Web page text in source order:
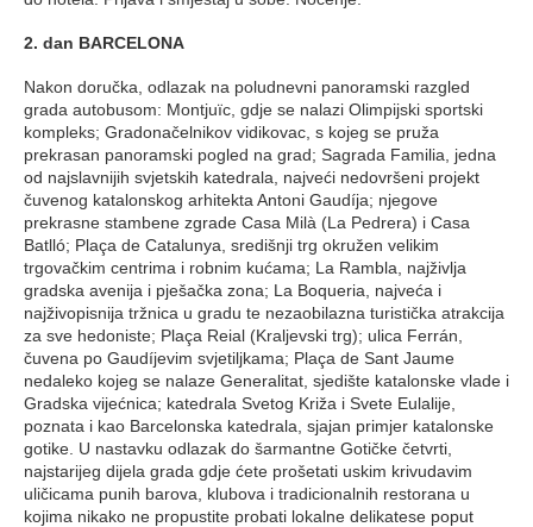
2. dan BARCELONA
Nakon doručka, odlazak na poludnevni panoramski razgled
grada autobusom: Montjuïc, gdje se nalazi Olimpijski sportski
kompleks; Gradonačelnikov vidikovac, s kojeg se pruža
prekrasan panoramski pogled na grad; Sagrada Familia, jedna
od najslavnijih svjetskih katedrala, najveći nedovršeni projekt
čuvenog katalonskog arhitekta Antoni Gaudíja; njegove
prekrasne stambene zgrade Casa Milà (La Pedrera) i Casa
Batlló; Plaça de Catalunya, središnji trg okružen velikim
trgovačkim centrima i robnim kućama; La Rambla, najživlja
gradska avenija i pješačka zona; La Boqueria, najveća i
najživopisnija tržnica u gradu te nezaobilazna turistička atrakcija
za sve hedoniste; Plaça Reial (Kraljevski trg); ulica Ferrán,
čuvena po Gaudíjevim svjetiljkama; Plaça de Sant Jaume
nedaleko kojeg se nalaze Generalitat, sjedište katalonske vlade i
Gradska vijećnica; katedrala Svetog Križa i Svete Eulalije,
poznata i kao Barcelonska katedrala, sjajan primjer katalonske
gotike. U nastavku odlazak do šarmantne Gotičke četvrti,
najstarijeg dijela grada gdje ćete prošetati uskim krivudavim
uličicama punih barova, klubova i tradicionalnih restorana u
kojima nikako ne propustite probati lokalne delikatese poput